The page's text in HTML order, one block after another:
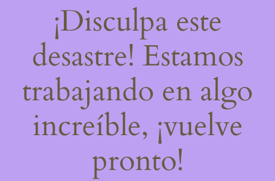
¡Disculpa este
desastre! Estamos
trabajando en algo
increíble, ¡vuelve
pronto!